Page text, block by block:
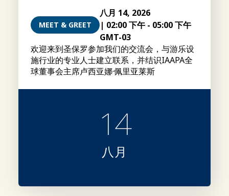
MEET & GREET
八月 14, 2026
| 02:00 下午 - 05:00 下午
GMT-03
欢迎来到圣保罗参加我们的交流会，与游乐设
施行业的专业人士建立联系，并结识IAAPA全
球董事会主席卢西亚娜·佩里亚莱斯
14
八月